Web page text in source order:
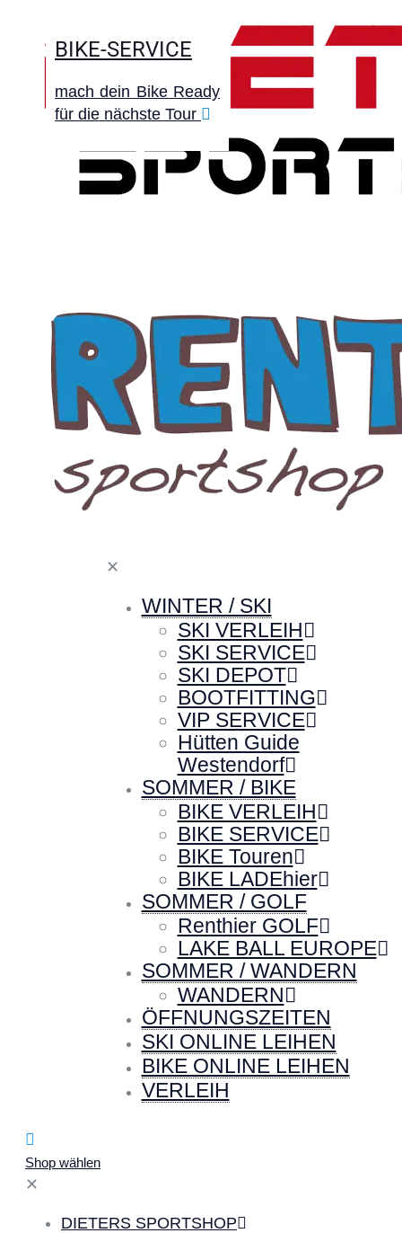
✕
WINTER / SKI
SKI VERLEIH
SKI SERVICE
SKI DEPOT
BOOTFITTING
VIP SERVICE
Hütten Guide
Westendorf
SOMMER / BIKE
BIKE VERLEIH
BIKE SERVICE
BIKE Touren
BIKE LADEhier
SOMMER / GOLF
Renthier GOLF
LAKE BALL EUROPE
SOMMER / WANDERN
WANDERN
ÖFFNUNGSZEITEN
SKI ONLINE LEIHEN
BIKE ONLINE LEIHEN
VERLEIH
Shop wählen
✕
DIETERS SPORTSHOP
BIKE-SERVICE
mach dein Bike Ready
für die nächste Tour